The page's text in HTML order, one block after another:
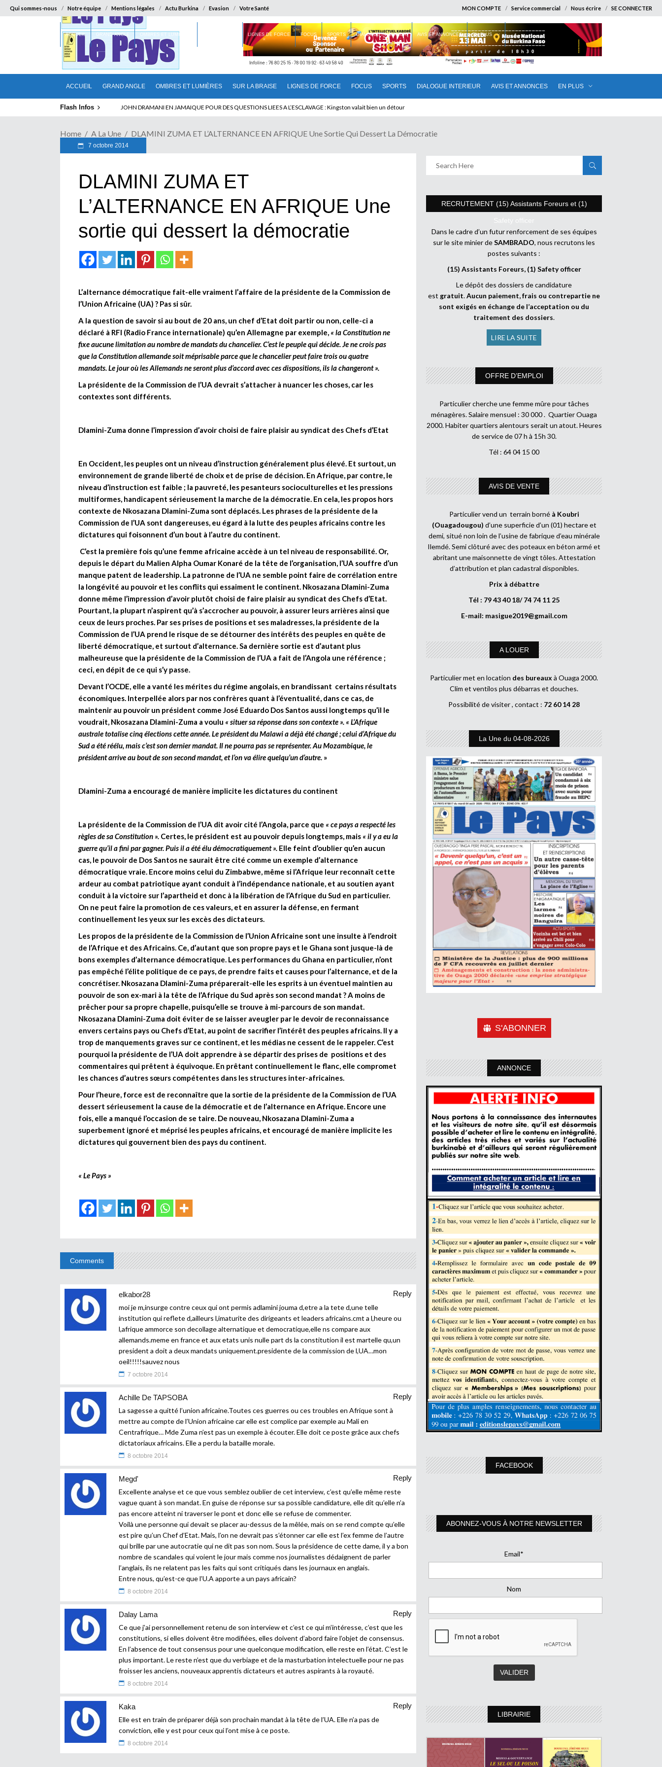
Qui sommes-nous Notre équipe Mentions légales Actu Burkina Evasion Votre Santé MON COMPTE Service commercial Nous écrire SE CONNECTER
ACCUEIL GRAND ANGLE OMBRES ET LUMIÈRES SUR LA BRAISE LIGNES DE FORCE FOCUS SPORTS DIALOGUE INTERIEUR AVIS ET ANNONCES EN PLUS
ACCUEIL GRAND ANGLE OMBRES ET LUMIÈRES LIGNES DE FORCE FOCUS SPORTS DIALOGUE INTERIEUR AVIS ET ANNONCES EN PLUS
Flash Infos JOHN DRAMANI EN JAMAIQUE POUR DES QUESTIONS LIEES A L’ESCLAVAGE : Kingston valait bien un détour
Home A La Une DLAMINI ZUMA ET L’ALTERNANCE EN AFRIQUE Une Sortie Qui Dessert La Démocratie
7 octobre 2014
DLAMINI ZUMA ET
L’ALTERNANCE EN AFRIQUE Une
sortie qui dessert la démocratie
L’alternance démocratique fait-elle vraiment l’affaire de la présidente de la Commission de
l’Union Africaine (UA) ? Pas si sûr.
A la question de savoir si au bout de 20 ans, un chef d’Etat doit partir ou non, celle-ci a
déclaré à RFI (Radio France internationale) qu’en Allemagne par exemple, « la Constitution ne
fixe aucune limitation au nombre de mandats du chancelier. C’est le peuple qui décide. Je ne crois pas
que la Constitution allemande soit méprisable parce que le chancelier peut faire trois ou quatre
mandats. Le jour où les Allemands ne seront plus d’accord avec ces dispositions, ils la changeront ».
La présidente de la Commission de l’UA devrait s’attacher à nuancer les choses, car les
contextes sont différents.
Dlamini-Zuma donne l’impression d’avoir choisi de faire plaisir au syndicat des Chefs d’Etat
En Occident, les peuples ont un niveau d’instruction généralement plus élevé. Et surtout, un
environnement de grande liberté de choix et de prise de décision. En Afrique, par contre, le
niveau d’instruction est faible ; la pauvreté, les pesanteurs socioculturelles et les pressions
multiformes, handicapent sérieusement la marche de la démocratie. En cela, les propos hors
contexte de Nkosazana Dlamini-Zuma sont déplacés. Les phrases de la présidente de la
Commission de l’UA sont dangereuses, eu égard à la lutte des peuples africains contre les
dictatures qui foisonnent d’un bout à l’autre du continent.
C’est la première fois qu’une femme africaine accède à un tel niveau de responsabilité. Or,
depuis le départ du Malien Alpha Oumar Konaré de la tête de l’organisation, l’UA souffre d’un
manque patent de leadership. La patronne de l’UA ne semble point faire de corrélation entre
la longévité au pouvoir et les conflits qui essaiment le continent. Nkosazana Dlamini-Zuma
donne même l’impression d’avoir plutôt choisi de faire plaisir au syndicat des Chefs d’Etat.
Pourtant, la plupart n’aspirent qu’à s’accrocher au pouvoir, à assurer leurs arrières ainsi que
ceux de leurs proches. Par ses prises de positions et ses maladresses, la présidente de la
Commission de l’UA prend le risque de se détourner des intérêts des peuples en quête de
liberté démocratique, et surtout d’alternance. Sa dernière sortie est d’autant plus
malheureuse que la présidente de la Commission de l’UA a fait de l’Angola une référence ;
ceci, en dépit de ce qui s’y passe.
Devant l’OCDE, elle a vanté les mérites du régime angolais, en brandissant certains résultats
économiques. Interpellée alors par nos confrères quant à l’éventualité, dans ce cas, de
maintenir au pouvoir un président comme José Eduardo Dos Santos aussi longtemps qu’il le
voudrait, Nkosazana Dlamini-Zuma a voulu « situer sa réponse dans son contexte ». « L’Afrique
australe totalise cinq élections cette année. Le président du Malawi a déjà été changé ; celui d’Afrique du
Sud a été réélu, mais c’est son derniermandat. Il ne pourra pas se représenter. Au Mozambique, le
président arrive au bout de son second mandat, et l’on va élire quelqu’un d’autre. »
Dlamini-Zuma a encouragé de manière implicite les dictatures du continent
La présidente de la Commission de l’UA dit avoir cité l’Angola, parce que « ce pays a respecté les
règles de sa Constitution ». Certes, le président est au pouvoir depuis longtemps, mais « il y a eu la
guerre qu’il a fini par gagner. Puis il a été élu démocratiquement ». Elle feint d’oublier qu’en aucun
cas, le pouvoir de Dos Santos ne saurait être cité comme un exemple d’alternance
démocratique vraie. Encore moins celui du Zimbabwe, même si l’Afrique leur reconnaît cette
ardeur au combat patriotique ayant conduit à l’indépendance nationale, et au soutien ayant
conduit à la victoire sur l’apartheid et donc à la libération de l’Afrique du Sud en particulier.
On ne peut faire la promotion de ces valeurs, et en assurer la défense, en fermant
continuellement les yeux sur les excès des dictateurs.
Les propos de la présidente de la Commission de l’Union Africaine sont une insulte à l’endroit
de l’Afrique et des Africains. Ce, d’autant que son propre pays et le Ghana sont jusque-là de
bons exemples d’alternance démocratique. Les performances du Ghana en particulier, n’ont
pas empêché l’élite politique de ce pays, de prendre faits et causes pour l’alternance, et de la
concrétiser. Nkosazana Dlamini-Zuma préparerait-elle les esprits à un éventuel maintien au
pouvoir de son ex-mari à la tête de l’Afrique du Sud après son second mandat ? A moins de
prêcher pour sa propre chapelle, puisqu’elle se trouve à mi-parcours de son mandat.
Nkosazana Dlamini-Zuma doit éviter de se laisser aveugler par le devoir de reconnaissance
envers certains pays ou Chefs d’Etat, au point de sacrifier l’intérêt des peuples africains. Il y a
trop de manquements graves sur ce continent, et les médias ne cessent de le rappeler. C’est
pourquoi la présidente de l’UA doit apprendre à se départir des prises de positions et des
commentaires qui prêtent à équivoque. En prêtant continuellement le flanc, elle compromet
les chances d’autres sœurs compétentes dans les structures inter-africaines.
Pour l’heure, force est de reconnaître que la sortie de la présidente de la Commission de l’UA
dessert sérieusement la cause de la démocratie et de l’alternance en Afrique. Encore une
fois, elle a manqué l’occasion de se taire. De nouveau, Nkosazana Dlamini-Zuma a
superbement ignoré et méprisé les peuples africains, et encouragé de manière implicite les
dictatures qui gouvernent bien des pays du continent.
« Le Pays »
Comments
elkabor28
Reply
moi je m,insurge contre ceux qui ont permis adlamini jouma d,etre a la tete d,une telle
institution qui reflete d,ailleurs l,imaturite des dirigeants et leaders africains.cmt a l,heure ou
l,afrique ammorce son decollage alternatique et democratique,elle ns compare aux
allemands.meme en france et aux etats unis nulle part ds la constitution il est martelle qu,un
president a doit a deux mandats uniquement.presidente de la commission de l,UA…mon
oeil!!!!!sauvez nous
7 octobre 2014
Achille De TAPSOBA
Reply
La sagesse a quitté l’union africaine.Toutes ces guerres ou ces troubles en Afrique sont à
mettre au compte de l’Union africaine car elle est complice par exemple au Mali en
Centrafrique… Mde Zuma n’est pas un exemple à écouter. Elle doit ce poste grâce aux chefs
dictatoriaux africains. Elle a perdu la bataille morale.
8 octobre 2014
Megd'
Reply
Excellente analyse et ce que vous semblez oublier de cet interview, c’est qu’elle même reste
vague quant à son mandat. En guise de réponse sur sa possible candidature, elle dit qu’elle n’a
pas encore atteint ni traverser le pont et donc elle se refuse de commenter.
Voilà une personne qui devait se placer au-dessus de la mêlée, mais on se rend compte qu’elle
est pire qu’un Chef d’Etat. Mais, l’on ne devrait pas s’étonner car elle est l’ex femme de l’autre
qui brille par une autocratie qui ne dit pas son nom. Sous la présidence de cette dame, il y a bon
nombre de scandales qui voient le jour mais comme nos journalistes dédaignent de parler
l’anglais, ils ne relatent pas les faits qui sont critiqués dans les journaux en anglais.
Entre nous, qu’est-ce que l’U.A apporte a un pays africain?
8 octobre 2014
Dalay Lama
Reply
Ce que j’ai personnellement retenu de son interview et c’est ce qui m’intéresse, c’est que les
constitutions, si elles doivent être modifiées, elles doivent d’abord faire l’objet de consensus.
En l’absence de tout consensus pour une quelconque modification, elle reste en l’état. C’est le
plus important. Le reste n’est que du verbiage et de la masturbation intelectuelle pour ne pas
froisser les anciens, nouveaux apprentis dictateurs et autres aspirants à la royauté.
8 octobre 2014
Kaka
Reply
Elle est en train de préparer déjà son prochain mandat à la tête de l’UA. Elle n’a pas de
conviction, elle y est pour ceux qui l’ont mise à ce poste.
8 octobre 2014
RECRUTEMENT (15) Assistants Foreurs et (1)
Safety officer
Dans le cadre d’un futur renforcement de ses équipes
sur le site minier deSAMBRADO, nous recrutons les
postes suivants :
(15) Assistants Foreurs, (1) Safety officer
Le dépôt des dossiers de candidature
est gratuit.Aucun paiement, frais ou contrepartie ne
sont exigés en échange de l’acceptation ou du
traitement des dossiers.
LIRE LA SUITE
OFFRE D’EMPLOI
Particulier cherche une femme mûre pour tâches
ménagères. Salaire mensuel : 30 000 . Quartier Ouaga
2000. Habiter quartiers alentours serait un atout. Heures
de service de 07 h à 15h 30.
Tél : 64 04 15 00
AVIS DE VENTE
Particulier vend un terrain borné à Koubri
(Ouagadougou) d’une superficie d’un (01) hectare et
demi, situé non loin de l’usine de fabrique d’eau minérale
Ilemdé. Semi clôturé avec des poteaux en béton armé et
abritant une maisonnette de vingt tôles. Attestation
d’attribution et plan cadastral disponibles.
Prix à débattre
Tél : 79 43 40 18/ 74 74 11 25
E-mail: masigue2019@gmail.com
A LOUER
Particulier met en location des bureaux à Ouaga 2000.
Clim et ventilos plus débarras et douches.
Possibilité de visiter , contact : 72 60 14 28
La Une du 04-08-2026
S'ABONNER
ANNONCE
FACEBOOK
ABONNEZ-VOUS À NOTRE NEWSLETTER
Email*
Nom
LIBRAIRIE